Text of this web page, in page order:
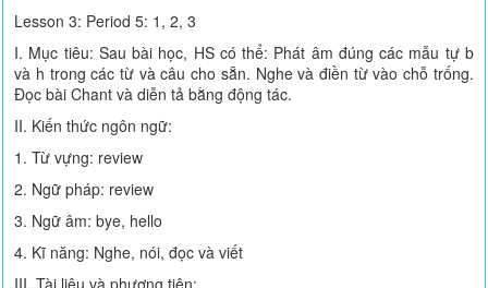
Lesson 3: Period 5: 1, 2, 3
I. Mục tiêu: Sau bài học, HS có thể: Phát âm đúng các mẫu tự b
và h trong các từ và câu cho sẵn. Nghe và điền từ vào chỗ trống.
Đọc bài Chant và diễn tả bằng động tác.
II. Kiến thức ngôn ngữ:
1. Từ vựng: review
2. Ngữ pháp: review
3. Ngữ âm: bye, hello
4. Kĩ năng: Nghe, nói, đọc và viết
III. Tài liệu và phương tiện: